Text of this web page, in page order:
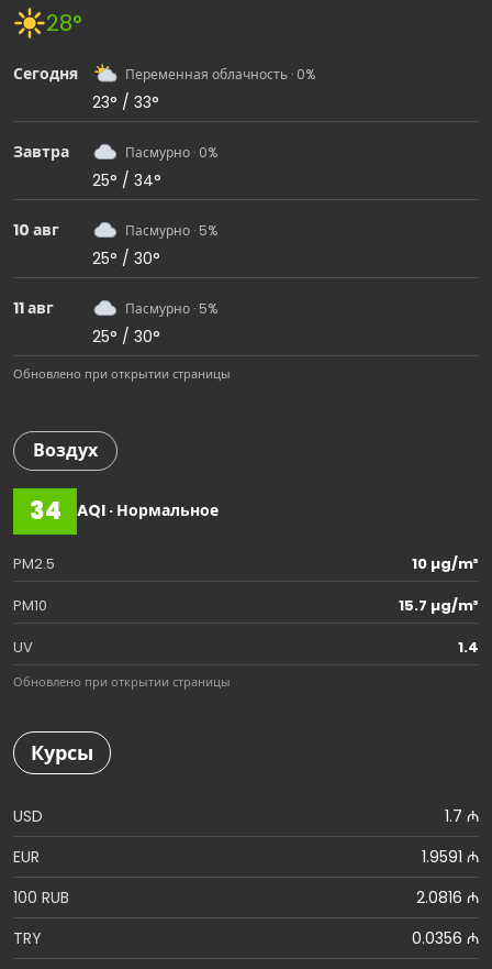
28°
Сегодня Переменная облачность · 0%
23° / 33°
Завтра Пасмурно · 0%
25° / 34°
10 авг Пасмурно · 5%
25° / 30°
11 авг Пасмурно · 5%
25° / 30°
Обновлено при открытии страницы
Воздух
34 AQI · Нормальное
PM2.5
10 µg/m³
PM10
15.7 µg/m³
UV
1.4
Обновлено при открытии страницы
Курсы
USD
1.7 ₼
EUR
1.9591 ₼
100 RUB
2.0816 ₼
TRY
0.0356 ₼